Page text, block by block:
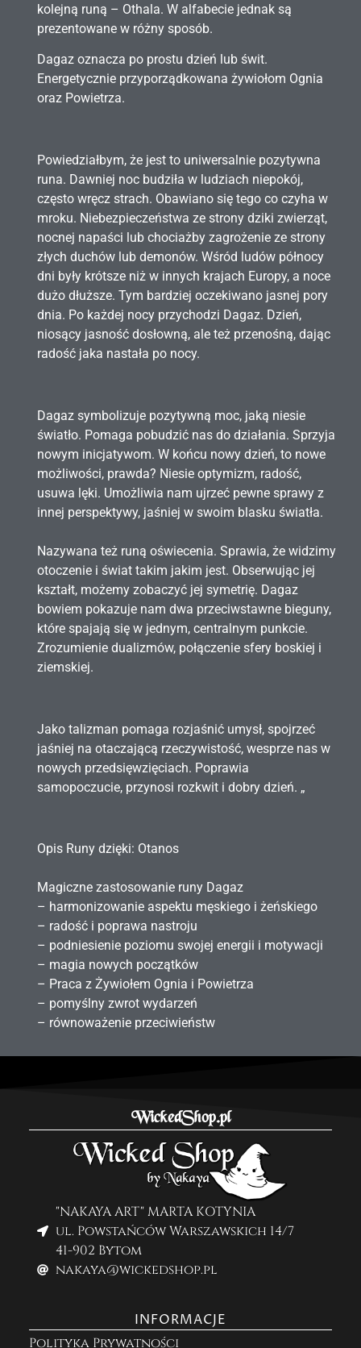
kolejną runą – Othala. W alfabecie jednak są
prezentowane w różny sposób.
Dagaz oznacza po prostu dzień lub świt.
Energetycznie przyporządkowana żywiołom Ognia
oraz Powietrza.
Powiedziałbym, że jest to uniwersalnie pozytywna
runa. Dawniej noc budziła w ludziach niepokój,
często wręcz strach. Obawiano się tego co czyha w
mroku. Niebezpieczeństwa ze strony dziki zwierząt,
nocnej napaści lub chociażby zagrożenie ze strony
złych duchów lub demonów. Wśród ludów północy
dni były krótsze niż w innych krajach Europy, a noce
dużo dłuższe. Tym bardziej oczekiwano jasnej pory
dnia. Po każdej nocy przychodzi Dagaz. Dzień,
niosący jasność dosłowną, ale też przenośną, dając
radość jaka nastała po nocy.
Dagaz symbolizuje pozytywną moc, jaką niesie
światło. Pomaga pobudzić nas do działania. Sprzyja
nowym inicjatywom. W końcu nowy dzień, to nowe
możliwości, prawda? Niesie optymizm, radość,
usuwa lęki. Umożliwia nam ujrzeć pewne sprawy z
innej perspektywy, jaśniej w swoim blasku światła.
Nazywana też runą oświecenia. Sprawia, że widzimy
otoczenie i świat takim jakim jest. Obserwując jej
kształt, możemy zobaczyć jej symetrię. Dagaz
bowiem pokazuje nam dwa przeciwstawne bieguny,
które spajają się w jednym, centralnym punkcie.
Zrozumienie dualizmów, połączenie sfery boskiej i
ziemskiej.
Jako talizman pomaga rozjaśnić umysł, spojrzeć
jaśniej na otaczającą rzeczywistość, wesprze nas w
nowych przedsięwzięciach. Poprawia
samopoczucie, przynosi rozkwit i dobry dzień. „
Opis Runy dzięki: Otanos
Magiczne zastosowanie runy Dagaz
– harmonizowanie aspektu męskiego i żeńskiego
– radość i poprawa nastroju
– podniesienie poziomu swojej energii i motywacji
– magia nowych początków
– Praca z Żywiołem Ognia i Powietrza
– pomyślny zwrot wydarzeń
– równoważenie przeciwieństw
WickedShop.pl
"NAKAYA ART" MARTA KOTYNIA
ul. Powstańców Warszawskich 14/7
41-902 Bytom
nakaya@wickedshop.pl
INFORMACJE
Polityka Prywatności